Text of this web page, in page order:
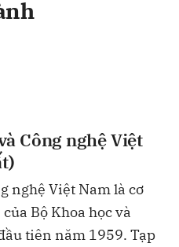
Công nghệ Việt
nghệ Việt Nam là cơ
Bộ Khoa học và
tiên năm 1959. Tạp